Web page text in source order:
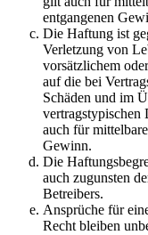
entgangenen
Die Haftung ist
Verletzung von
vorsätzlichem
auf die bei
Schäden und im
vertragstypischen
auch für
Gewinn.
Die
auch zugunsten
Betreibers.
Ansprüche für
Recht bleiben